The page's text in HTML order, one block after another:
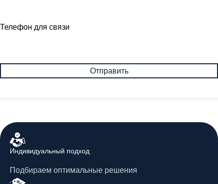
Телефон для связи
Индивидуальный подход
Подбираем оптимальные решения